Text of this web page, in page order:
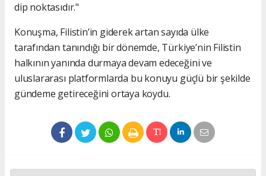
dip noktasıdır."
Konuşma, Filistin’in giderek artan sayıda ülke
tarafından tanındığı bir dönemde, Türkiye’nin Filistin
halkının yanında durmaya devam edeceğini ve
uluslararası platformlarda bu konuyu güçlü bir şekilde
gündeme getireceğini ortaya koydu.